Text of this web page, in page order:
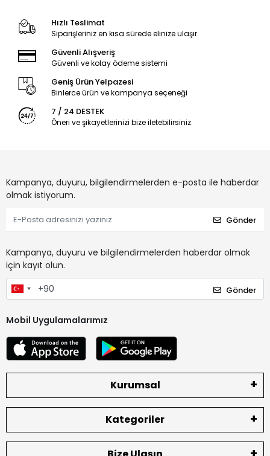
Hızlı Teslimat
Siparişleriniz en kısa sürede elinize ulaşır.
Güvenli Alışveriş
Güvenli ve kolay ödeme sistemi
Geniş Ürün Yelpazesi
Binlerce ürün ve kampanya seçeneği
7 / 24 DESTEK
Öneri ve şikayetlerinizi bize iletebilirsiniz.
Kampanya, duyuru, bilgilendirmelerden e-posta ile haberdar
olmak istiyorum.
Gönder
Kampanya, duyuru ve bilgilendirmelerden haberdar olmak
için kayıt olun.
Gönder
Mobil Uygulamalarımız
Kurumsal
Kategoriler